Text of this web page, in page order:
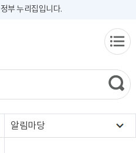
부 누리집입니다.
알림마당